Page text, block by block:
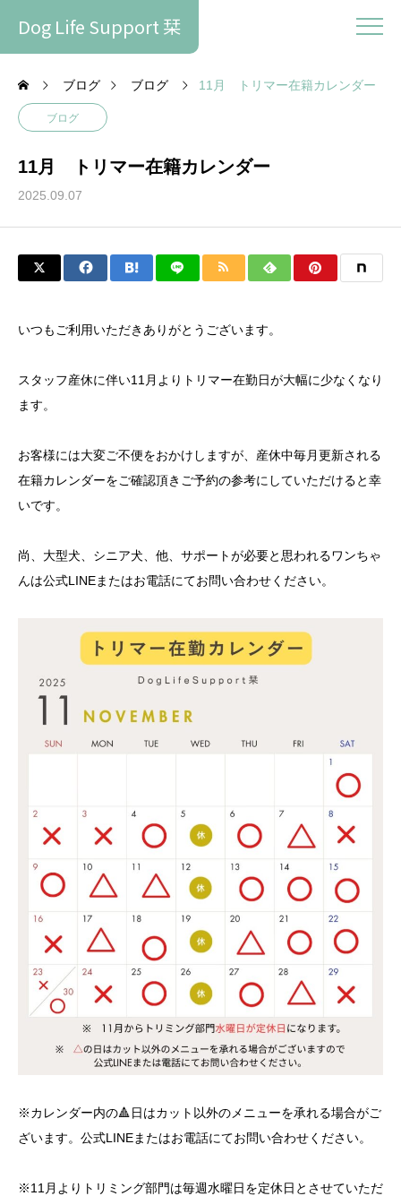
Dog Life Support 栞
ブログ ブログ 11月 トリマー在籍カレンダー
ブログ
11月 トリマー在籍カレンダー
2025.09.07
いつもご利用いただきありがとうございます。
スタッフ産休に伴い11月よりトリマー在勤日が大幅に少なくなり
ます。
お客様には大変ご不便をおかけしますが、産休中毎月更新される
在籍カレンダーをご確認頂きご予約の参考にしていただけると幸
いです。
尚、大型犬、シニア犬、他、サポートが必要と思われるワンちゃ
んは公式LINEまたはお電話にてお問い合わせください。
※カレンダー内の🔺日はカット以外のメニューを承れる場合がご
ざいます。公式LINEまたはお電話にてお問い合わせください。
※11月よりトリミング部門は毎週水曜日を定休日とさせていただ